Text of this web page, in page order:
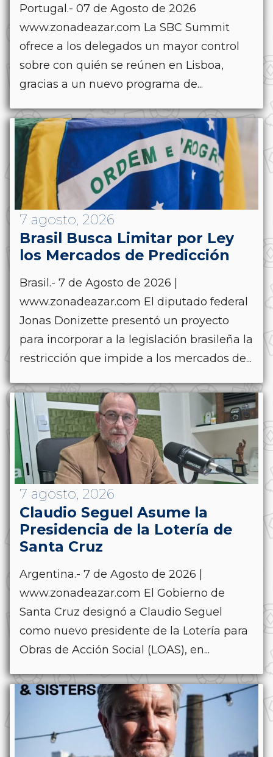
Portugal.- 07 de Agosto de 2026
www.zonadeazar.com La SBC Summit
ofrece a los delegados un mayor control
sobre con quién se reúnen en Lisboa,
gracias a un nuevo programa de...
7 agosto, 2026
Brasil Busca Limitar por Ley
los Mercados de Predicción
Brasil.- 7 de Agosto de 2026 |
www.zonadeazar.com El diputado federal
Jonas Donizette presentó un proyecto
para incorporar a la legislación brasileña la
restricción que impide a los mercados de...
7 agosto, 2026
Claudio Seguel Asume la
Presidencia de la Lotería de
Santa Cruz
Argentina.- 7 de Agosto de 2026 |
www.zonadeazar.com El Gobierno de
Santa Cruz designó a Claudio Seguel
como nuevo presidente de la Lotería para
Obras de Acción Social (LOAS), en...